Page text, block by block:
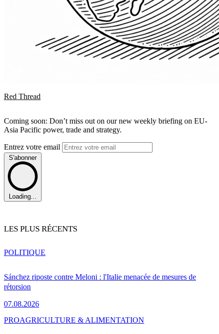
Red Thread
Coming soon: Don’t miss out on our new weekly briefing on EU-
Asia Pacific power, trade and strategy.
Entrez votre email
S'abonner
Loading...
LES PLUS RÉCENTS
Sánchez riposte contre Meloni : l'Italie menacée de mesures de
rétorsion
07.08.2026
POLITIQUE
PROAGRICULTURE & ALIMENTATION